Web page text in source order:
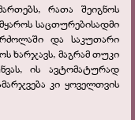
რათა შეიგნოს
საცთურებისადმი
და საკუთარი
ხარჯავს, მაგრამ თუკი
ის ავტომატურად
კი ყოველთვის